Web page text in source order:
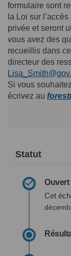
formulaire sont
la Loi sur
privée et seront
vous avez des
recueillis dans
directeur des
Si vous
écrivez au
Statut
Ouvert
Cet